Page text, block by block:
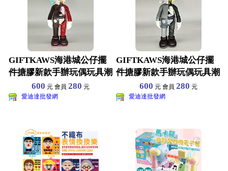
GIFTKAWS海港城公仔擺
件搪膠新款手辦玩偶玩具潮
流潮牌擺件芝麻街解
600 元 會員280 元
愛迪達批發網
GIFTKAWS海港城公仔擺
件搪膠新款手辦玩偶玩具潮
流潮牌擺件芝麻街解
600 元 會員 280 元
愛迪達批發網